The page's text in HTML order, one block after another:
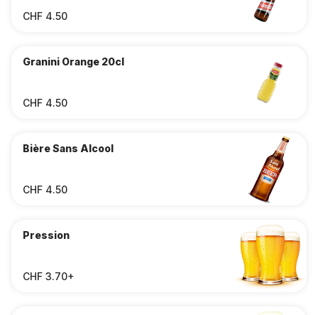
CHF 4.50
Granini Orange 20cl
CHF 4.50
Bière Sans Alcool
CHF 4.50
Pression
CHF 3.70+